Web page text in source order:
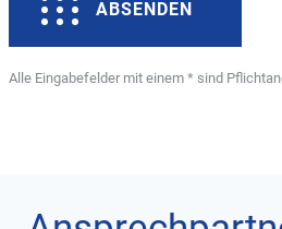
ABSENDEN
Alle Eingabefelder mit einem * sind